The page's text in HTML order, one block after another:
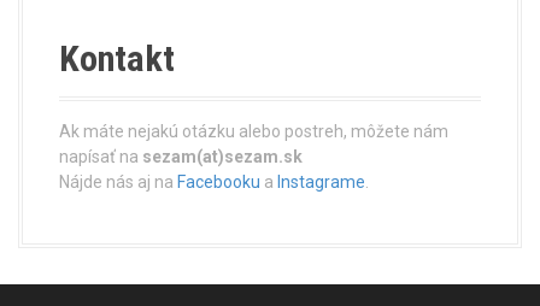
Kontakt
Ak máte nejakú otázku alebo postreh, môžete nám
napísať na sezam(at)sezam.sk
Nájde nás aj na Facebooku a Instagrame